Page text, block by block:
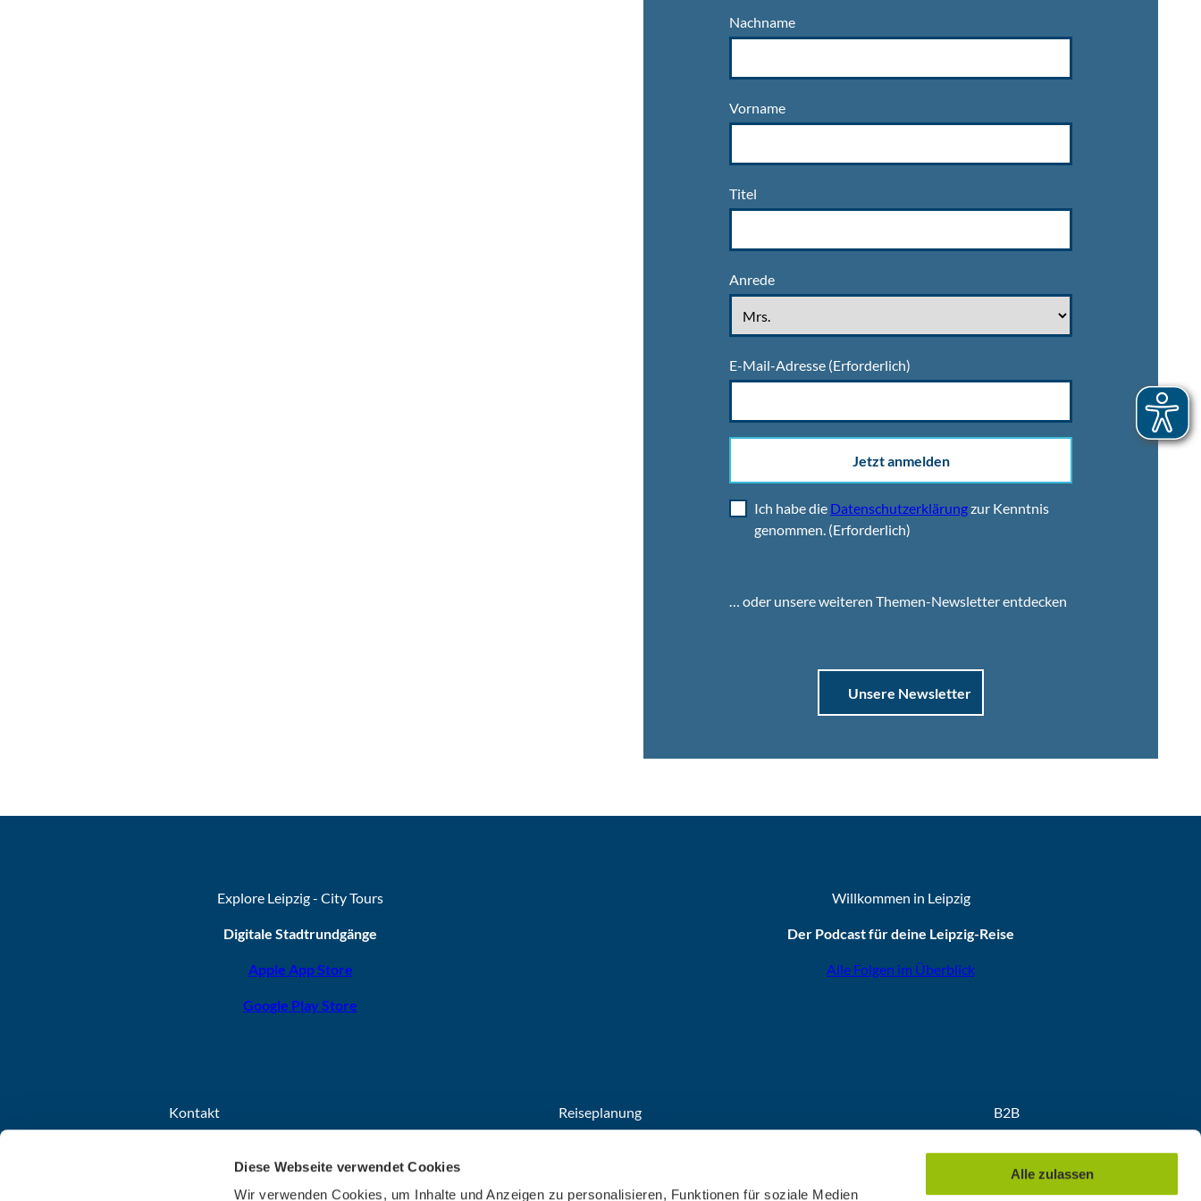
Diese Webseite verwendet Cookies
Wir verwenden Cookies, um Inhalte und Anzeigen zu personalisieren, Funktionen für soziale Medien
Alle zulassen
Nachname
Vorname
Titel
Anrede
E-Mail-Adresse (Erforderlich)
Jetzt anmelden
Ich habe die Datenschutzerklärungzur Kenntnis
genommen. (Erforderlich)
… oder unsere weiteren Themen-Newsletter entdecken
Unsere Newsletter
Explore Leipzig - City Tours
Digitale Stadtrundgänge
Apple App Store
Google Play Store
Willkommen in Leipzig
Der Podcast für deine Leipzig-Reise
Alle Folgen im Überblick
Kontakt
Grimmaischer Steinweg 8
04103 Leipzig
Reiseplanung
Welcome Cards​​​​​​​
B2B
Medien
Convention